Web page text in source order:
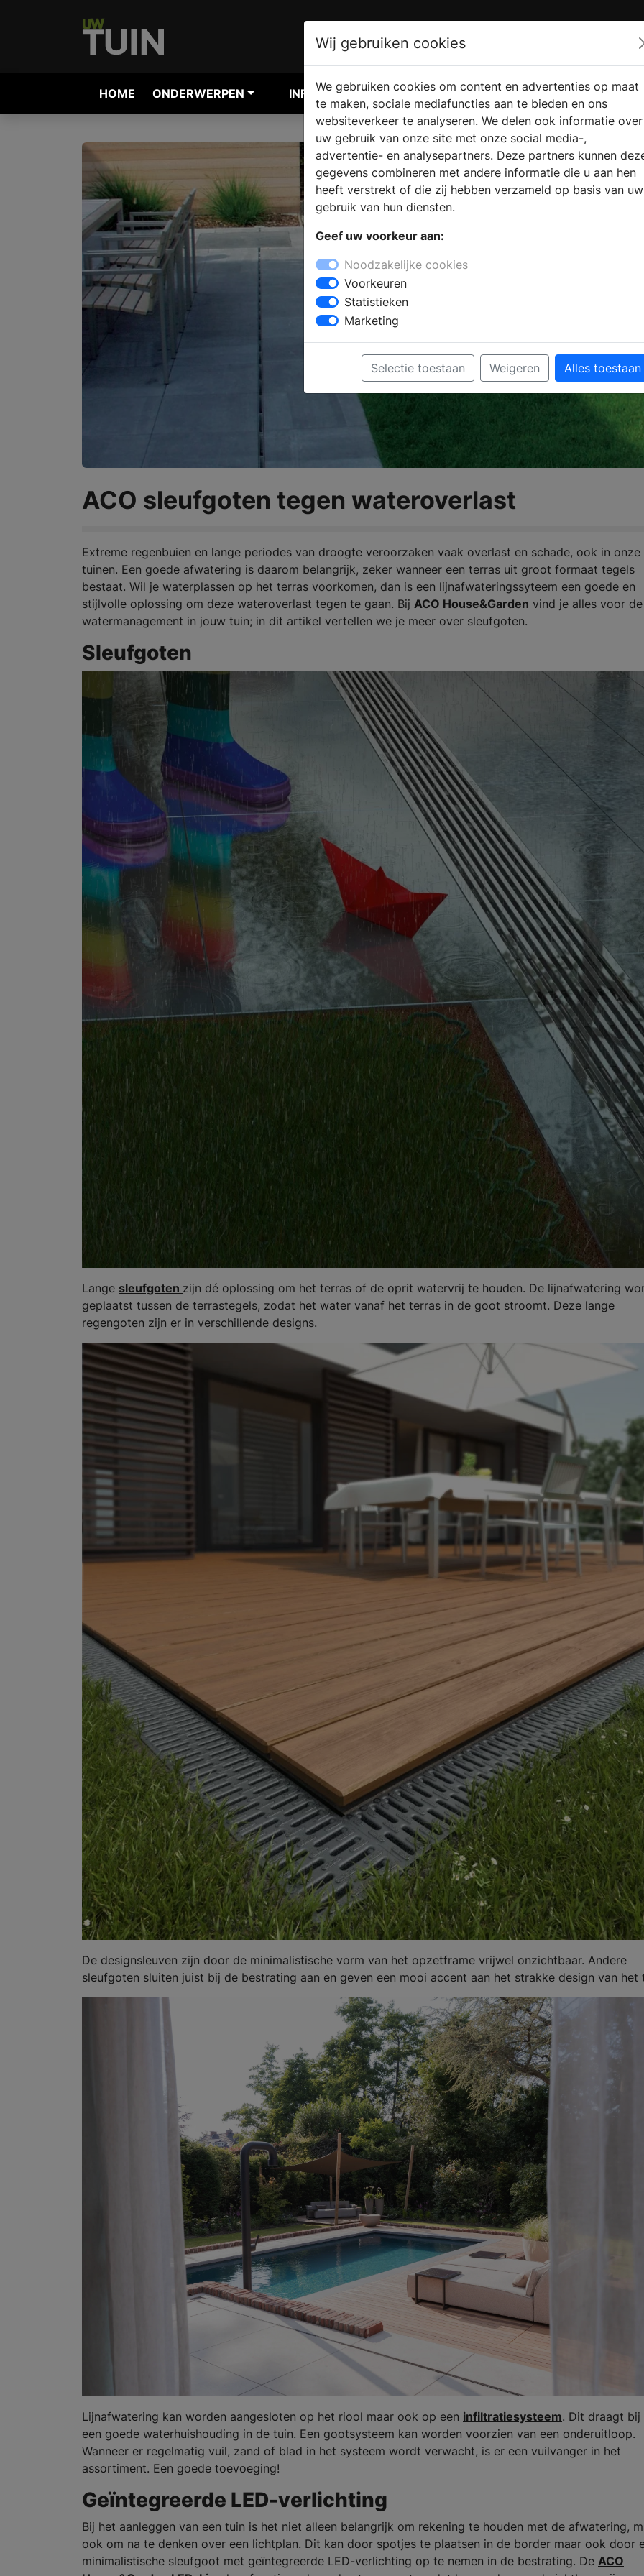
HOME ONDERWERPEN INFORMATIE AANVRAGEN VERKOOPLOCATIE VINDEN
ACO sleufgoten tegen wateroverlast
Extreme regenbuien en lange periodes van droogte veroorzaken vaak overlast en schade, ook in onze
tuinen. Een goede afwatering is daarom belangrijk, zeker wanneer een terras uit groot formaat tegels
bestaat. Wil je waterplassen op het terras voorkomen, dan is een lijnafwateringssyteem een goede en
stijlvolle oplossing om deze wateroverlast tegen te gaan. Bij ACO House&Garden vind je alles voor de
watermanagement in jouw tuin; in dit artikel vertellen we je meer over sleufgoten.
Sleufgoten
Lange sleufgoten zijn dé oplossing om het terras of de oprit watervrij te houden. De lijnafwatering
geplaatst tussen de terrastegels, zodat het water vanaf het terras in de goot stroomt. Deze lange
regengoten zijn er in verschillende designs.
De designsleuven zijn door de minimalistische vorm van het opzetframe vrijwel onzichtbaar. Andere
sleufgoten sluiten juist bij de bestrating aan en geven een mooi accent aan het strakke design van het
Lijnafwatering kan worden aangesloten op het riool maar ook op een infiltratiesysteem. Dit draagt bij
een goede waterhuishouding in de tuin. Een gootsysteem kan worden voorzien van een onderuitloop.
Wanneer er regelmatig vuil, zand of blad in het systeem wordt verwacht, is er een vuilvanger in het
assortiment. Een goede toevoeging!
Geïntegreerde LED-verlichting
Bij het aanleggen van een tuin is het niet alleen belangrijk om rekening te houden met de afwatering,
ook om na te denken over een lichtplan. Dit kan door spotjes te plaatsen in de border maar ook door
minimalistische sleufgoot met geïntegreerde LED-verlichting op te nemen in de bestrating. De ACO
Wij gebruiken cookies
We gebruiken cookies om content en advertenties op maat
te maken, sociale mediafuncties aan te bieden en ons
websiteverkeer te analyseren. We delen ook informatie over
uw gebruik van onze site met onze social media-,
advertentie- en analysepartners. Deze partners kunnen
gegevens combineren met andere informatie die u aan hen
heeft verstrekt of die zij hebben verzameld op basis van uw
gebruik van hun diensten.
Geef uw voorkeur aan:
Noodzakelijke cookies
Voorkeuren
Statistieken
Marketing
Selectie toestaan Weigeren Alles toestaan